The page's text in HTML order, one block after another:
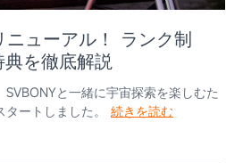
ューアル！ ランク制
を徹底解説
と一緒に宇宙探索を楽しむた
ートしました。 続きを読む